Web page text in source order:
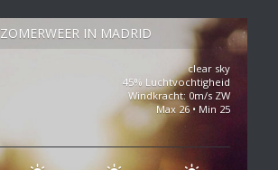
ZOMERWEER IN MADRID
clear sky
45% Luchtvochtigheid
Windkracht: 0m/s ZW
Max 26 • Min 25